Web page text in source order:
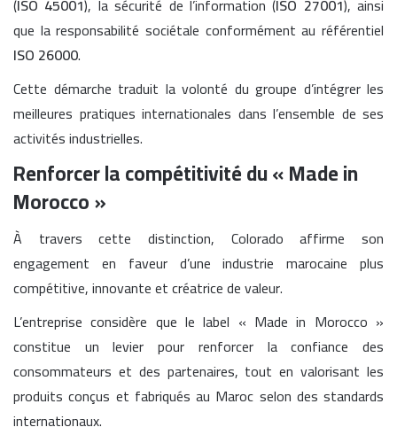
que la responsabilité sociétale conformément au référentiel
ISO 26000.
Cette démarche traduit la volonté du groupe d’intégrer les
meilleures pratiques internationales dans l’ensemble de ses
activités industrielles.
Renforcer la compétitivité du « Made in
Morocco »
À travers cette distinction, Colorado affirme son
engagement en faveur d’une industrie marocaine plus
compétitive, innovante et créatrice de valeur.
L’entreprise considère que le label « Made in Morocco »
constitue un levier pour renforcer la confiance des
consommateurs et des partenaires, tout en valorisant les
produits conçus et fabriqués au Maroc selon des standards
internationaux.